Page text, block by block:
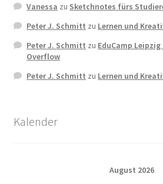
Vanessa zu Sketchnotes fürs
Peter J. Schmitt zu Lernen und
Peter J. Schmitt zu EduCamp
Overflow
Peter J. Schmitt zu Lernen und
Kalender
August 2026